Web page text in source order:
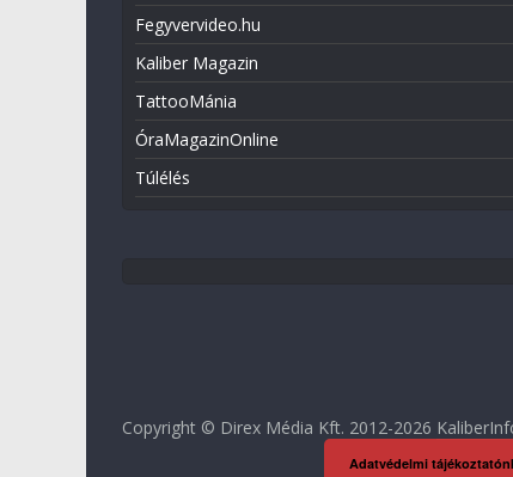
Fegyvervideo.hu
Kaliber Magazin
TattooMánia
ÓraMagazinOnline
Túlélés
Copyright © Direx Média Kft. 2012-2026
Adatvédelmi